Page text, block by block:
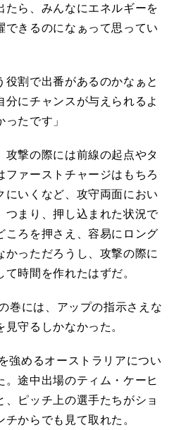
たら、みんなにエネルギーを
きるのになぁって思ってい
割で出番があるのかなぁと
にチャンスが与えられるよ
たです」
撃の際には前線の起点やタ
ァーストチャージはもちろ
にいくなど、攻守両面におい
つまり、押し込まれた状況で
ころを押さえ、容易にロング
っただろうし、攻撃の際に
時間を作れたはずだ。
巻には、アップの指示さえな
守るしかなかった。
めるオーストラリアについ
途中出場のティム・ケーヒ
ピッチ上の選手たちがショ
からでも見て取れた。